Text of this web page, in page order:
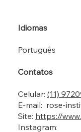
Idiomas
Português
Contatos
Celular: (11)
E-mail: rose-
Site: https://
Instagram: